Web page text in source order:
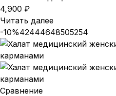
4,900 ₽
Читать далее
-10%42444648505254
Сравнение